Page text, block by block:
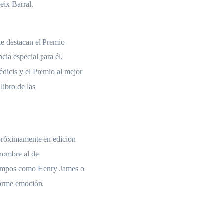
Barral.
destacan el Premio
especial para él,
y el Premio al mejor
de las
en edición
al de
como Henry James o
emoción.